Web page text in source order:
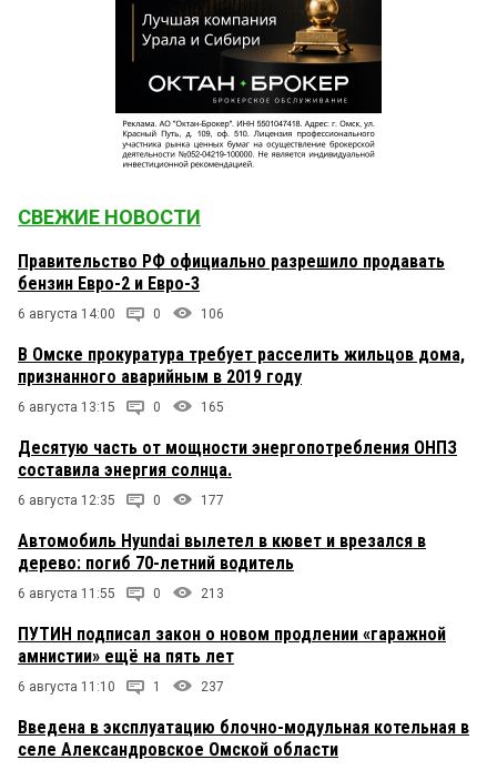
СВЕЖИЕ НОВОСТИ
Правительство РФ официально разрешило продавать
бензин Евро-2 и Евро-3
6 августа 14:00 0 106
В Омске прокуратура требует расселить жильцов дома,
признанного аварийным в 2019 году
6 августа 13:15 0 165
Десятую часть от мощности энергопотребления ОНПЗ
составила энергия солнца.
6 августа 12:35 0 177
Автомобиль Hyundai вылетел в кювет и врезался в
дерево: погиб 70-летний водитель
6 августа 11:55 0 213
ПУТИН подписал закон о новом продлении «гаражной
амнистии» ещё на пять лет
6 августа 11:10 1 237
Введена в эксплуатацию блочно-модульная котельная в
селе Александровское Омской области